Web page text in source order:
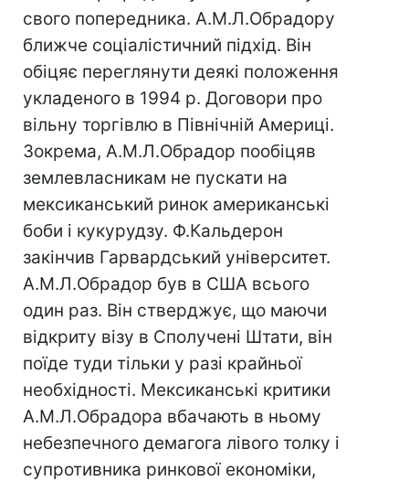
свого попередника. А.М.Л.Обрадору
ближче соціалістичний підхід. Він
обіцяє переглянути деякі положення
укладеного в 1994 р. Договори про
вільну торгівлю в Північній Америці.
Зокрема, А.М.Л.Обрадор пообіцяв
землевласникам не пускати на
мексиканський ринок американські
боби і кукурудзу. Ф.Кальдерон
закінчив Гарвардський університет.
А.М.Л.Обрадор був в США всього
один раз. Він стверджує, що маючи
відкриту візу в Сполучені Штати, він
поїде туди тільки у разі крайньої
необхідності. Мексиканські критики
А.М.Л.Обрадора вбачають в ньому
небезпечного демагога лівого толку і
супротивника ринкової економіки,